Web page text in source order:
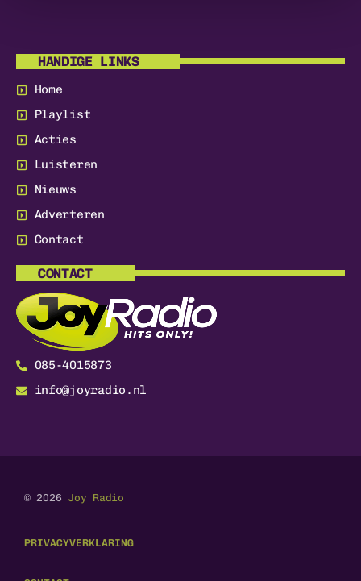
HANDIGE LINKS
Home
Playlist
Acties
Luisteren
Nieuws
Adverteren
Contact
CONTACT
085-4015873
info@joyradio.nl
© 2026 Joy Radio
PRIVACYVERKLARING